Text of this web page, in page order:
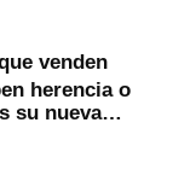
venden
herencia o
su nueva